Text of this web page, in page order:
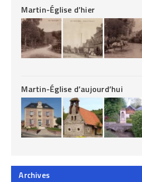
Martin-Église d’hier
Martin-Église d’aujourd’hui
Archives